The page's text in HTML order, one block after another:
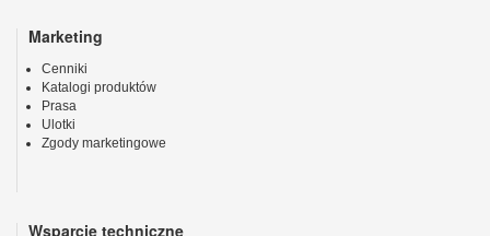
Marketing
Cenniki
Katalogi produktów
Prasa
Ulotki
Zgody marketingowe
Wsparcie techniczne